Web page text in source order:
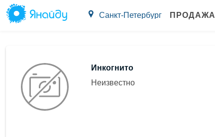
Санкт-Петербург ПРОДАЖА
Инкогнито
Неизвестно